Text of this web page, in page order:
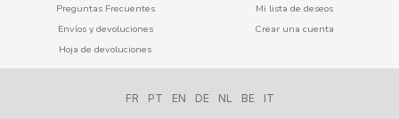
DORITOS
Preguntas Frecuentes
Envíos y devoluciones
Hoja de devoluciones
Mi lista de deseos
Crear una cuenta
FR PT EN DE NL BE IT